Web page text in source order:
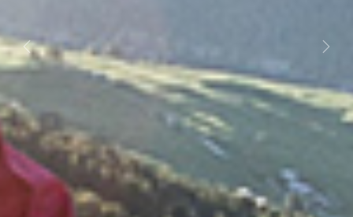
Previous Next